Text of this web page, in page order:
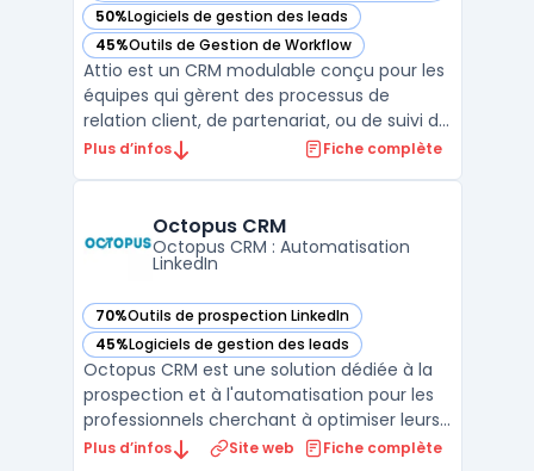
50%Logiciels de gestion des leads
— voir Attio dans cette catégorie
45%Outils de Gestion de Workflow
— voir Attio dans cette catégorie
Attio est un CRM modulable conçu pour les
équipes qui gèrent des processus de
relation client, de partenariat, ou de suivi de
transactions. Sa structure s'appuie sur un
opportunités et entités spécifiques selon
les besoins i ...
Plus d’infos Fiche complète
Octopus CRM
Octopus CRM : Automatisation
LinkedIn
70%Outils de prospection LinkedIn
— voir Octopus CRM dans cette catégorie
45%Logiciels de gestion des leads
— voir Octopus CRM dans cette catégorie
Octopus CRM est une solution dédiée à la
prospection et à l'automatisation pour les
professionnels cherchant à optimiser leurs
actions sur LinkedIn. La plateforme offre
Plus d’infos Site web Fiche complète